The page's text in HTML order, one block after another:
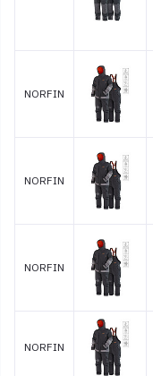
NORFIN
NORFIN
NORFIN
NORFIN